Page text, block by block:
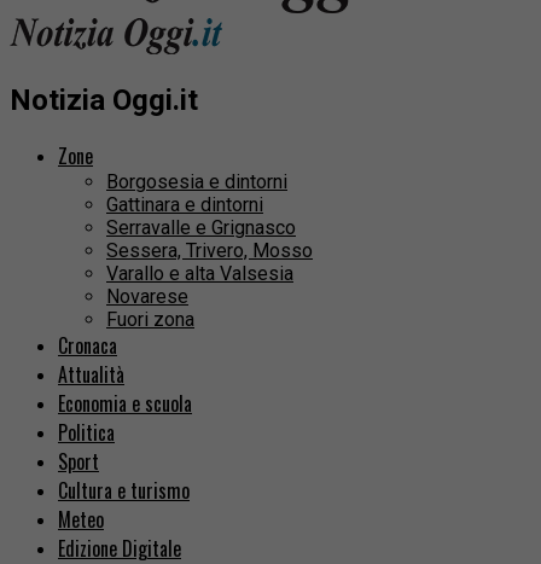
Notizia Oggi.it
Zone
Borgosesia e dintorni
Gattinara e dintorni
Serravalle e Grignasco
Sessera, Trivero, Mosso
Varallo e alta Valsesia
Novarese
Fuori zona
Cronaca
Attualità
Economia e scuola
Politica
Sport
Cultura e turismo
Meteo
Edizione Digitale